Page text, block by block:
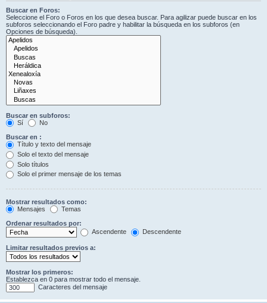
Buscar en Foros:
Seleccione el Foro o Foros en los que desea buscar. Para agilizar puede buscar en los
subforos seleccionando el Foro padre y habilitar la búsqueda en los subforos (en
Opciones de búsqueda).
Buscar en subforos:
Sí
No
Buscar en :
Título y texto del mensaje
Solo el texto del mensaje
Solo títulos
Solo el primer mensaje de los temas
Mostrar resultados como:
Mensajes
Temas
Ordenar resultados por:
Ascendente
Descendente
Limitar resultados previos a:
Mostrar los primeros:
Establezca en 0 para mostrar todo el mensaje.
Caracteres del mensaje